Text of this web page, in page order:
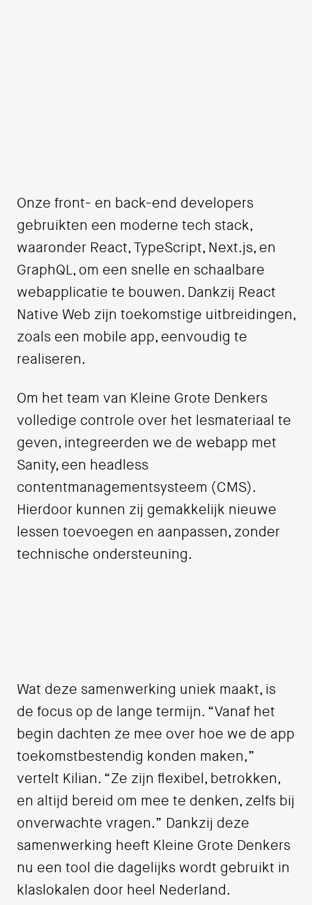
Onze front- en back-end developers
gebruikten een moderne tech stack,
waaronder React, TypeScript, Next.js, en
GraphQL, om een snelle en schaalbare
webapplicatie te bouwen. Dankzij React
Native Web zijn toekomstige uitbreidingen,
zoals een mobile app, eenvoudig te
realiseren.
Om het team van Kleine Grote Denkers
volledige controle over het lesmateriaal te
geven, integreerden we de webapp met
Sanity, een headless
contentmanagementsysteem (CMS).
Hierdoor kunnen zij gemakkelijk nieuwe
lessen toevoegen en aanpassen, zonder
technische ondersteuning.
Wat deze samenwerking uniek maakt, is
de focus op de lange termijn. “Vanaf het
begin dachten ze mee over hoe we de app
toekomstbestendig konden maken,”
vertelt Kilian. “Ze zijn flexibel, betrokken,
en altijd bereid om mee te denken, zelfs bij
onverwachte vragen.” Dankzij deze
samenwerking heeft Kleine Grote Denkers
nu een tool die dagelijks wordt gebruikt in
klaslokalen door heel Nederland.